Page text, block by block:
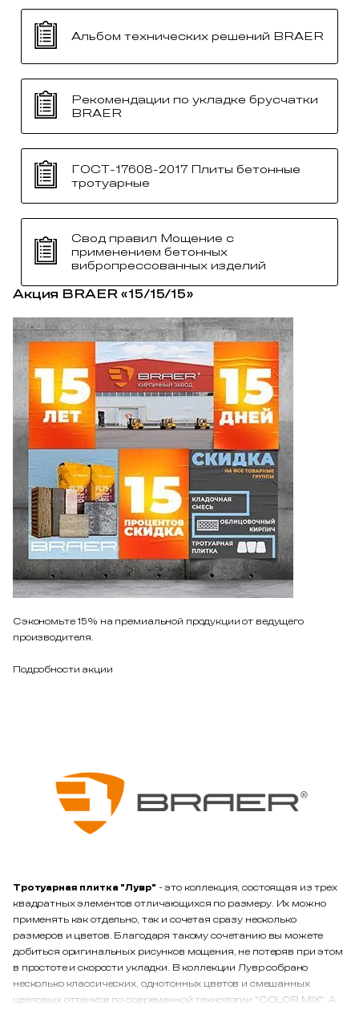
Альбом технических решений BRAER
Рекомендации по укладке брусчатки
BRAER
ГОСТ-17608-2017 Плиты бетонные
тротуарные
Свод правил Мощение с
применением бетонных
вибропрессованных изделий
Акция BRAER «15/15/15»
Сэкономьте 15% на премиальной продукции от ведущего
производителя.
Подробности акции
Тротуарная плитка "Лувр" - это коллекция, состоящая из трех
квадратных элементов отличающихся по размеру. Их можно
применять как отдельно, так и сочетая сразу несколько
размеров и цветов. Благодаря такому сочетанию вы можете
добиться оригинальных рисунков мощения, не потеряв при этом
в простоте и скорости укладки. В коллекции Лувр собрано
несколько классических, однотонных цветов и смешанных
цветовых оттенков по современной технологии "COLOR MIX". А